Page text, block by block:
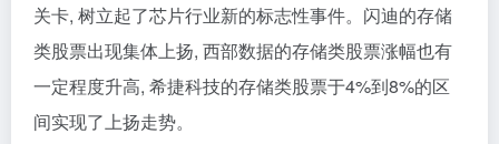
关卡, 树立起了芯片行业新的标志性事件。闪迪的存储
类股票出现集体上扬, 西部数据的存储类股票涨幅也有
一定程度升高, 希捷科技的存储类股票于4%到8%的区
间实现了上扬走势。